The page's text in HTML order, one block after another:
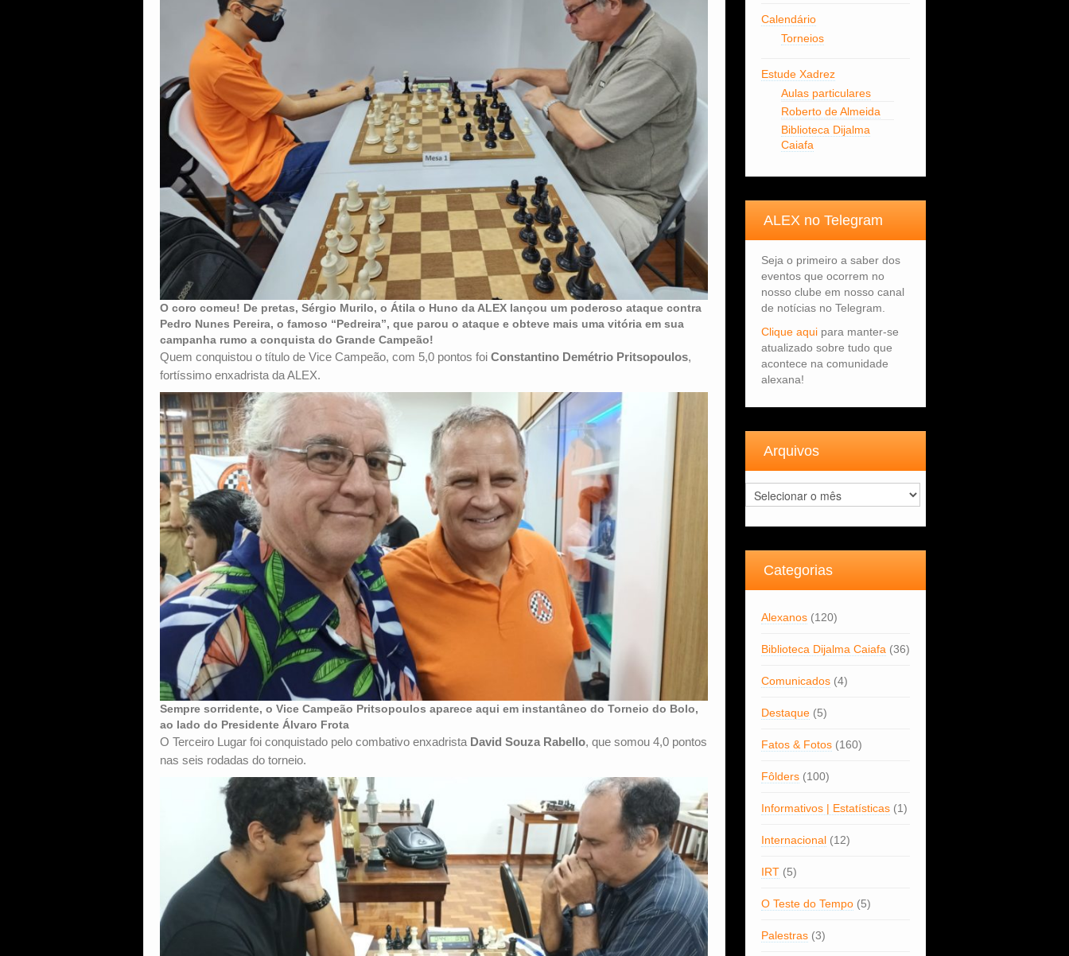
O coro comeu! De pretas, Sérgio Murilo, o Átila o Huno da ALEX lançou um poderoso ataque contra
Pedro Nunes Pereira, o famoso “Pedreira”, que parou o ataque e obteve mais uma vitória em sua
campanha rumo a conquista do Grande Campeão!
Quem conquistou o título de Vice Campeão, com 5,0 pontos foi Constantino Demétrio Pritsopoulos,
fortíssimo enxadrista da ALEX.
Sempre sorridente, o Vice Campeão Pritsopoulos aparece aqui em instantâneo do Torneio do Bolo,
ao lado do Presidente Álvaro Frota
O Terceiro Lugar foi conquistado pelo combativo enxadrista David Souza Rabello, que somou 4,0 pontos
nas seis rodadas do torneio.
Calendário
Torneios
Estude Xadrez
Aulas particulares
Roberto de Almeida
Biblioteca Dijalma
Caiafa
ALEX no Telegram
Seja o primeiro a saber dos
eventos que ocorrem no
nosso clube em nosso canal
de notícias no Telegram.
Clique aquipara manter-se
atualizado sobre tudo que
acontece na comunidade
alexana!
Arquivos
Arquivos
Categorias
Alexanos(120)
Biblioteca Dijalma Caiafa(36)
Comunicados(4)
Destaque(5)
Fatos & Fotos(160)
Fôlders(100)
Informativos | Estatísticas(1)
Internacional(12)
IRT(5)
O Teste do Tempo(5)
Palestras(3)